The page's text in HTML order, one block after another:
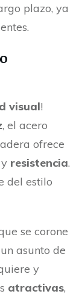
plazo, ya
visual!
, el acero
ofrece
y resistencia.
del estilo
se corone
asunto de
y
atractivas,